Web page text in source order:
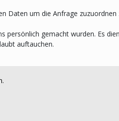
Daten um die Anfrage
persönlich gemacht wurden. Es
auftauchen.